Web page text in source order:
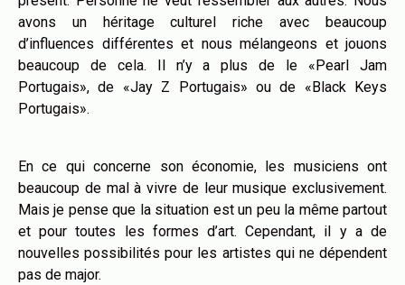
avons un héritage culturel riche avec beaucoup
d’influences différentes et nous mélangeons et jouons
beaucoup de cela. Il n’y a plus de le «Pearl Jam
Portugais», de «Jay Z Portugais» ou de «Black Keys
Portugais».
En ce qui concerne son économie, les musiciens ont
beaucoup de mal à vivre de leur musique exclusivement.
Mais je pense que la situation est un peu la même partout
et pour toutes les formes d’art. Cependant, il y a de
nouvelles possibilités pour les artistes qui ne dépendent
pas de major.